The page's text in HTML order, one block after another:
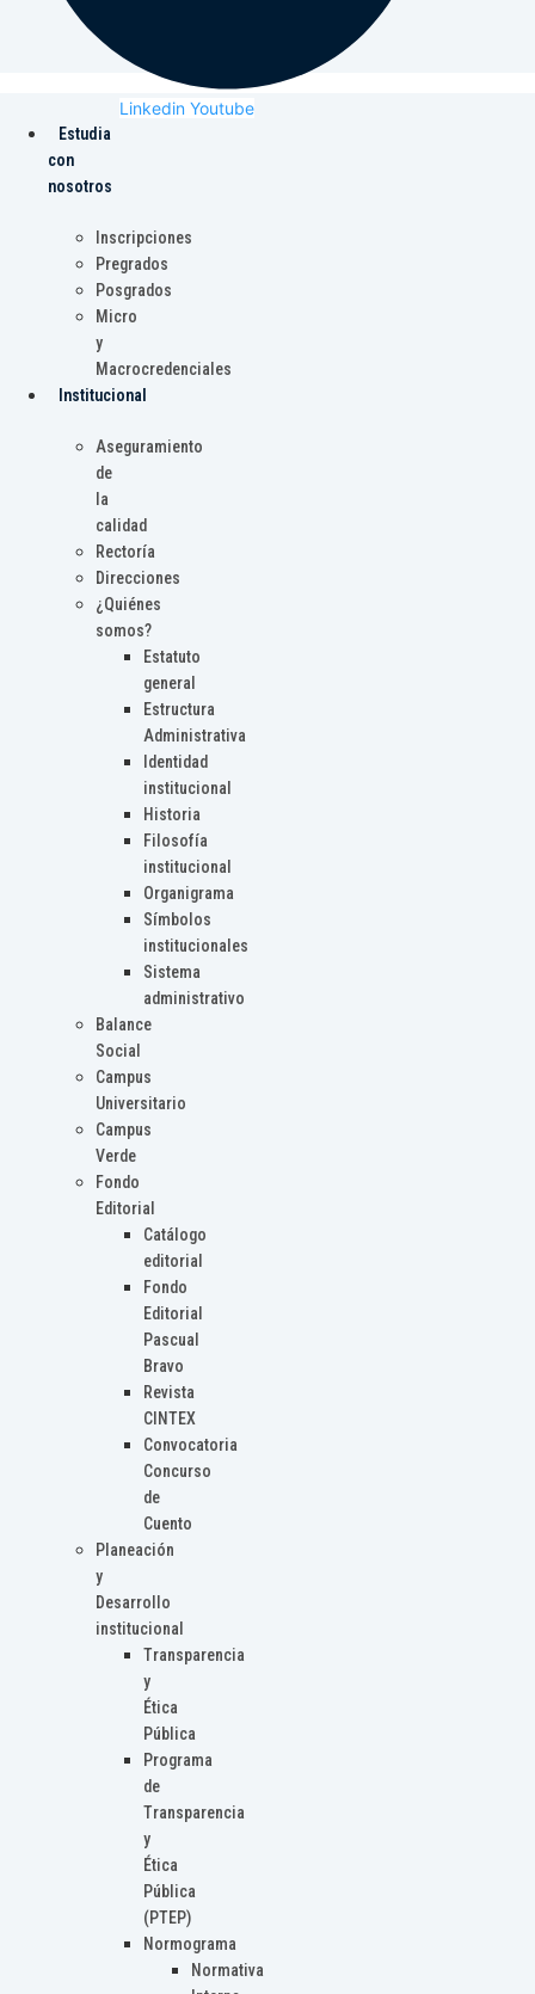
Linkedin Youtube
Estudia
con
nosotros
Inscripciones
Pregrados
Posgrados
Micro
y
Macrocredenciales
Institucional
Aseguramiento
de
la
calidad
Rectoría
Direcciones
¿Quiénes
somos?
Estatuto
general
Estructura
Administrativa
Identidad
institucional
Historia
Filosofía
institucional
Organigrama
Símbolos
institucionales
Sistema
administrativo
Balance
Social
Campus
Universitario
Campus
Verde
Fondo
Editorial
Catálogo
editorial
Fondo
Editorial
Pascual
Bravo
Revista
CINTEX
Convocatoria
Concurso
de
Cuento
Planeación
y
Desarrollo
institucional
Transparencia
y
Ética
Pública
Programa
de
Transparencia
y
Ética
Pública
(PTEP)
Normograma
Normativa